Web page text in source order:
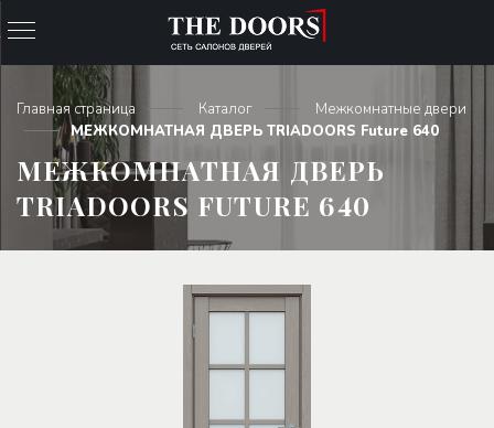
Главная страница Каталог
Межкомнатные двери
МЕЖКОМНАТНАЯ ДВЕРЬ TRIADOORS Future 640
МЕЖКОМНАТНАЯ ДВЕРЬ
TRIADOORS FUTURE 640